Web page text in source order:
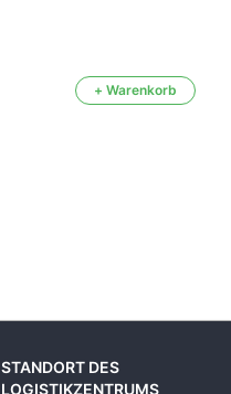
+ Warenkorb
STANDORT DES
LOGISTIKZENTRUMS